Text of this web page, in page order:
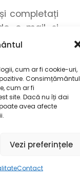
cum ar fi cookie-uri,
Consimțământul
cum ar fi
site. Dacă nu îți dai
avea afecte
Vezi preferințele
Contact
și completați
e-mail și
realiza o
export din
grafice,
data de
publicare a
primite.
în cazul